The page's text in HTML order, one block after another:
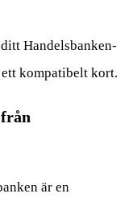
Handelsbanken-
kompatibelt kort.
är en